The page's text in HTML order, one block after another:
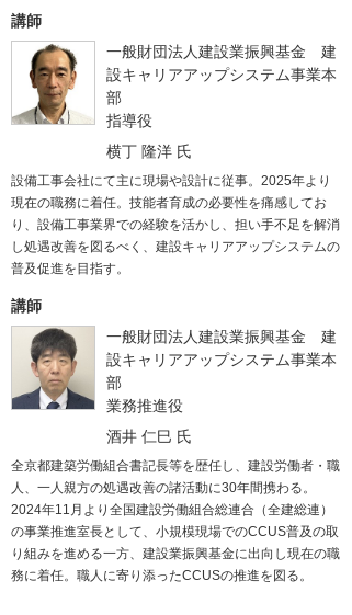
講師
一般財団法人建設業振興基金 建
設キャリアアップシステム事業本
部
指導役
横丁 隆洋 氏
設備工事会社にて主に現場や設計に従事。2025年より
現在の職務に着任。技能者育成の必要性を痛感してお
り、設備工事業界での経験を活かし、担い手不足を解消
し処遇改善を図るべく、建設キャリアアップシステムの
普及促進を目指す。
講師
一般財団法人建設業振興基金 建
設キャリアアップシステム事業本
部
業務推進役
酒井 仁巳 氏
全京都建築労働組合書記長等を歴任し、建設労働者・職
人、一人親方の処遇改善の諸活動に30年間携わる。
2024年11月より全国建設労働組合総連合（全建総連）
の事業推進室長として、小規模現場でのCCUS普及の取
り組みを進める一方、建設業振興基金に出向し現在の職
務に着任。職人に寄り添ったCCUSの推進を図る。